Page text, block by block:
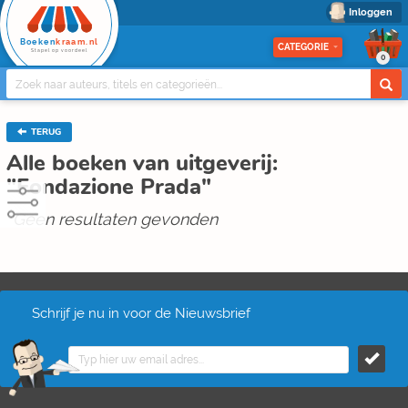
Inloggen
Boeken kraam.nl
Stapel op voordeel CATEGORIE
0
TERUG
Alle boeken van uitgeverij:
"Fondazione Prada"
Geen resultaten gevonden
Schrijf je nu in voor de Nieuwsbrief